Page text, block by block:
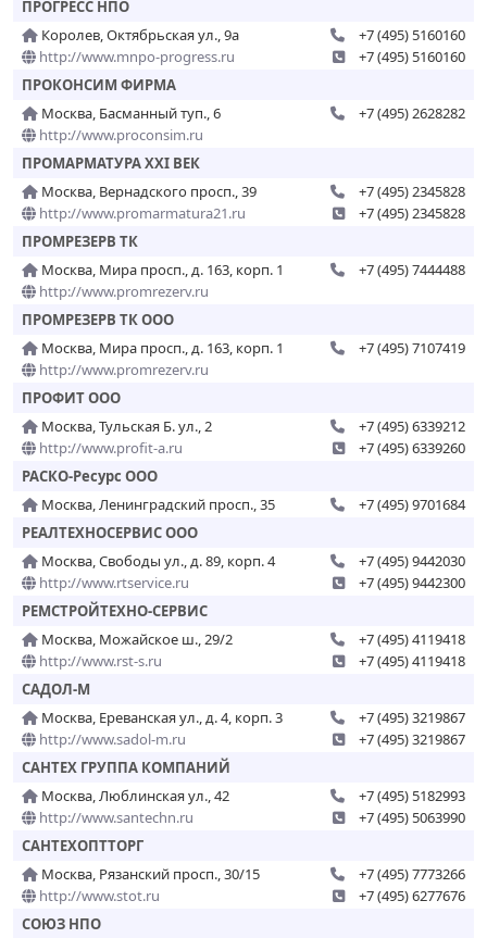
ПРОГРЕСС НПО
Королев, Октябрьская ул., 9а
http://www.mnpo-progress.ru
+7 (495) 5160160
+7 (495) 5160160
ПРОКОНСИМ ФИРМА
Москва, Басманный туп., 6
http://www.proconsim.ru
+7 (495) 2628282
ПРОМАРМАТУРА ХХI ВЕК
Москва, Вернадского просп., 39
http://www.promarmatura21.ru
+7 (495) 2345828
+7 (495) 2345828
ПРОМРЕЗЕРВ ТК
Москва, Мира просп., д. 163, корп. 1
http://www.promrezerv.ru
+7 (495) 7444488
ПРОМРЕЗЕРВ ТК ООО
Москва, Мира просп., д. 163, корп. 1
http://www.promrezerv.ru
+7 (495) 7107419
ПРОФИТ ООО
Москва, Тульская Б. ул., 2
http://www.profit-a.ru
+7 (495) 6339212
+7 (495) 6339260
РАСКО-Ресурс ООО
Москва, Ленинградский просп., 35
+7 (495) 9701684
РЕАЛТЕХНОСЕРВИС ООО
Москва, Свободы ул., д. 89, корп. 4
http://www.rtservice.ru
+7 (495) 9442030
+7 (495) 9442300
РЕМСТРОЙТЕХНО-СЕРВИС
Москва, Можайское ш., 29/2
http://www.rst-s.ru
+7 (495) 4119418
+7 (495) 4119418
САДОЛ-М
Москва, Ереванская ул., д. 4, корп. 3
http://www.sadol-m.ru
+7 (495) 3219867
+7 (495) 3219867
САНТЕХ ГРУППА КОМПАНИЙ
Москва, Люблинская ул., 42
http://www.santechn.ru
+7 (495) 5182993
+7 (495) 5063990
САНТЕХОПТТОРГ
Москва, Рязанский просп., 30/15
http://www.stot.ru
+7 (495) 7773266
+7 (495) 6277676
СОЮЗ НПО